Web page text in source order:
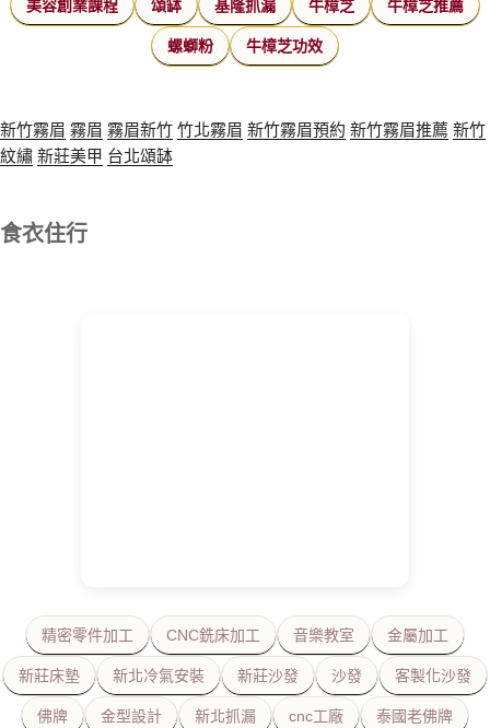
美容創業課程 頌缽 基隆抓漏 牛樟芝 牛樟芝推薦
螺螄粉 牛樟芝功效
新竹霧眉 霧眉 霧眉新竹竹北霧眉 新竹霧眉預約 新竹霧眉推薦 新竹
紋繡新莊美甲 台北頌缽
食衣住行
精密零件加工 CNC銑床加工 音樂教室 金屬加工
新莊床墊 新北冷氣安裝 新莊沙發 沙發 客製化沙發
佛牌 金型設計 新北抓漏 cnc工廠 泰國老佛牌